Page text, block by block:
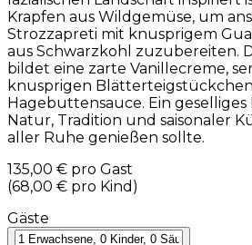
Krapfen aus Wildgemüse, um
Strozzapreti mit knusprigem
aus Schwarzkohl zuzubereiten.
bildet eine zarte Vanillecreme,
knusprigen
Hagebuttensauce. Ein geselliges
Natur, Tradition und saisonaler
aller Ruhe genießen sollte.
135,00 € pro Gast
(68,00 € pro Kind )
Gäste